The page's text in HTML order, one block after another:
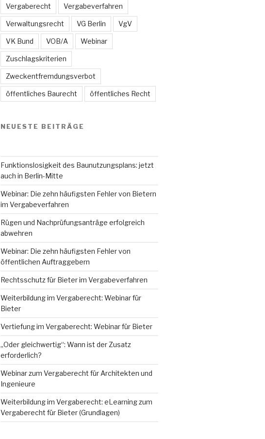
Vergaberecht Vergabeverfahren
Verwaltungsrecht VG Berlin VgV
VK Bund VOB/A Webinar
Zuschlagskriterien
Zweckentfremdungsverbot
öffentliches Baurecht öffentliches Recht
NEUESTE BEITRÄGE
Funktionslosigkeit des Baunutzungsplans: jetzt
auch in Berlin-Mitte
Webinar: Die zehn häufigsten Fehler von Bietern
im Vergabeverfahren
Rügen und Nachprüfungsanträge erfolgreich
abwehren
Webinar: Die zehn häufigsten Fehler von
öffentlichen Auftraggebern
Rechtsschutz für Bieter im Vergabeverfahren
Weiterbildung im Vergaberecht: Webinar für
Bieter
Vertiefung im Vergaberecht: Webinar für Bieter
„Oder gleichwertig“: Wann ist der Zusatz
erforderlich?
Webinar zum Vergaberecht für Architekten und
Ingenieure
Weiterbildung im Vergaberecht: eLearning zum
Vergaberecht für Bieter (Grundlagen)